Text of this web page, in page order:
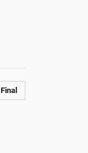
Final